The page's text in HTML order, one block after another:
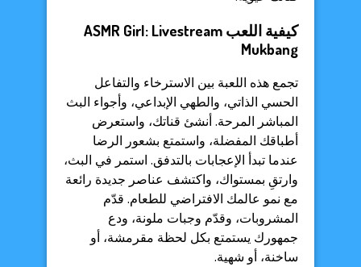
كيفية اللعب ASMR Girl: Livestream
Mukbang
تجمع هذه اللعبة بين الاسترخاء والتفاعل
الحسي الذاتي، والطهي الإبداعي، وأجواء البث
المباشر المرحة. أنشئ قناتك، واستعرض
أطباقك المفضلة، واستمتع بشعور الرضا
عندما تبدأ الإعجابات بالتدفق. استمر في البث،
وارتقِ بمستواك، واكتشف عناصر جديدة رائعة
مع نمو عالمك الافتراضي للطعام. قدّم
المشروبات، وقدّم وجبات ملونة، ودع
جمهورك يستمتع بكل لحظة مقرمشة، أو
ساخنة، أو شهية.